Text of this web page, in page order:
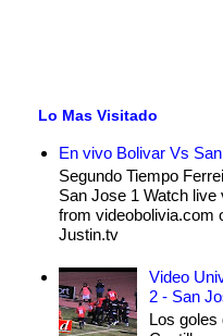
Lo Mas Visitado
En vivo Bolivar Vs
Segundo Tiempo
San Jose 1 Watch live
from videobolivia.com
Justin.tv
Video
2 - San
Los goles